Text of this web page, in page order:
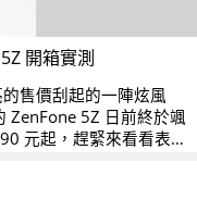
開箱實測
售價刮起的一陣炫風
ZenFone 5Z 日前終於颯
元起，趕緊來看看表現